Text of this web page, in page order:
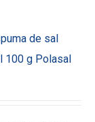
de sal
100 g Polasal